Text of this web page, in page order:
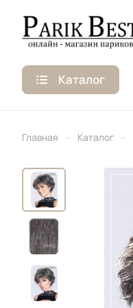
Каталог
Главная – Каталог –